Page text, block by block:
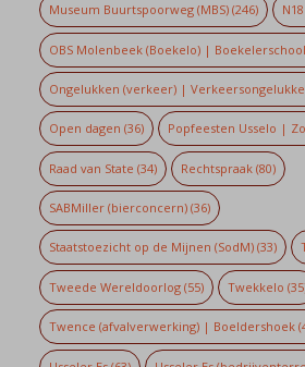
Museum Buurtspoorweg (MBS)(246) N18
OBS Molenbeek (Boekelo) | Boekelerschool
Ongelukken (verkeer) |
Open dagen (36) Popfeesten Usselo |
Raad van State (34) Rechtspraak (80)
SABMiller (bierconcern)(36)
Staatstoezicht op de Mijnen (SodM)(33)
Tweede Wereldoorlog(55) Twekkelo
Twence (afvalverwerking) | Boeldershoek